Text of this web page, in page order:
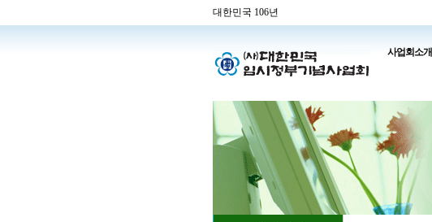
대한민국 106년
사업회소개